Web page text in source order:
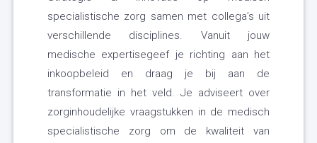
specialistische zorg samen met collega’s uit
verschillende disciplines. Vanuit jouw
medische expertisegeef je richting aan het
inkoopbeleid en draag je bij aan de
transformatie in het veld. Je adviseert over
zorginhoudelijke vraagstukken in de medisch
specialistische zorg om de kwaliteit van